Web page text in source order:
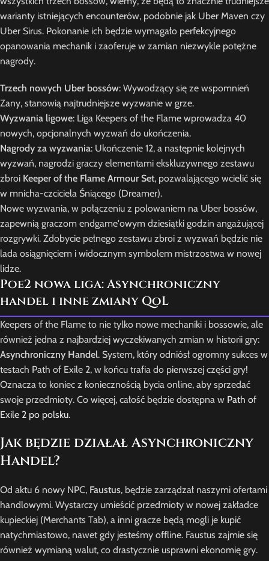
warianty istniejących encounterów, podobnie jak Uber Maven czy
Uber Sirus. Pokonanie ich będzie wymagało perfekcyjnego
opanowania mechanik i zaoferuje w zamian niezwykle potężne
nagrody.
Trzech nowych Uber bossów: Wywodzący się ze wspomnień
Zany, stanowią najtrudniejsze wyzwanie w grze.
Wyzwania ligowe: Liga Keepers of the Flame wprowadza 40
nowych, opcjonalnych wyzwań do ukończenia.
Nagrody za wyzwania: Ukończenie 12, a następnie kolejnych
wyzwań, nagrodzi graczy elementami ekskluzywnego zestawu
zbroi Keeper of the Flame Armour Set, pozwalającego wcielić się
w mnicha-czciciela Śniącego (Dreamer).
Nowe wyzwania, w połączeniu z polowaniem na Uber bossów,
zapewnią graczom endgame'owym dziesiątki godzin angażującej
rozgrywki. Zdobycie pełnego zestawu zbroi z wyzwań będzie nie
lada osiągnięciem i widocznym symbolem mistrzostwa w nowej
lidze.
Poe2 nowa liga: Asynchroniczny
handel i inne zmiany QoL
Keepers of the Flame to nie tylko nowe mechaniki i bossowie, ale
również jedna z najbardziej wyczekiwanych zmian w historii gry:
Asynchroniczny Handel. System, który odniósł ogromny sukces w
testach Path of Exile 2, w końcu trafia do pierwszej części gry!
Oznacza to koniec z koniecznością bycia online, aby sprzedać
swoje przedmioty. Co więcej, całość będzie dostępna w Path of
Exile 2 po polsku.
Jak będzie działał Asynchroniczny
Handel?
Od aktu 6 nowy NPC, Faustus, będzie zarządzał naszymi ofertami
handlowymi. Wystarczy umieścić przedmioty w nowej zakładce
kupieckiej (Merchants Tab), a inni gracze będą mogli je kupić
natychmiastowo, nawet gdy jesteśmy offline. Faustus zajmie się
również wymianą walut, co drastycznie usprawni ekonomię gry.